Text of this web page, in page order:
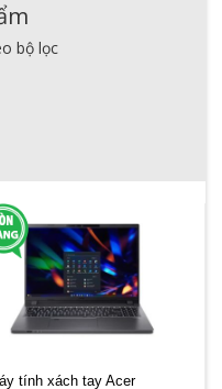
bộ lọc
tính xách tay Acer